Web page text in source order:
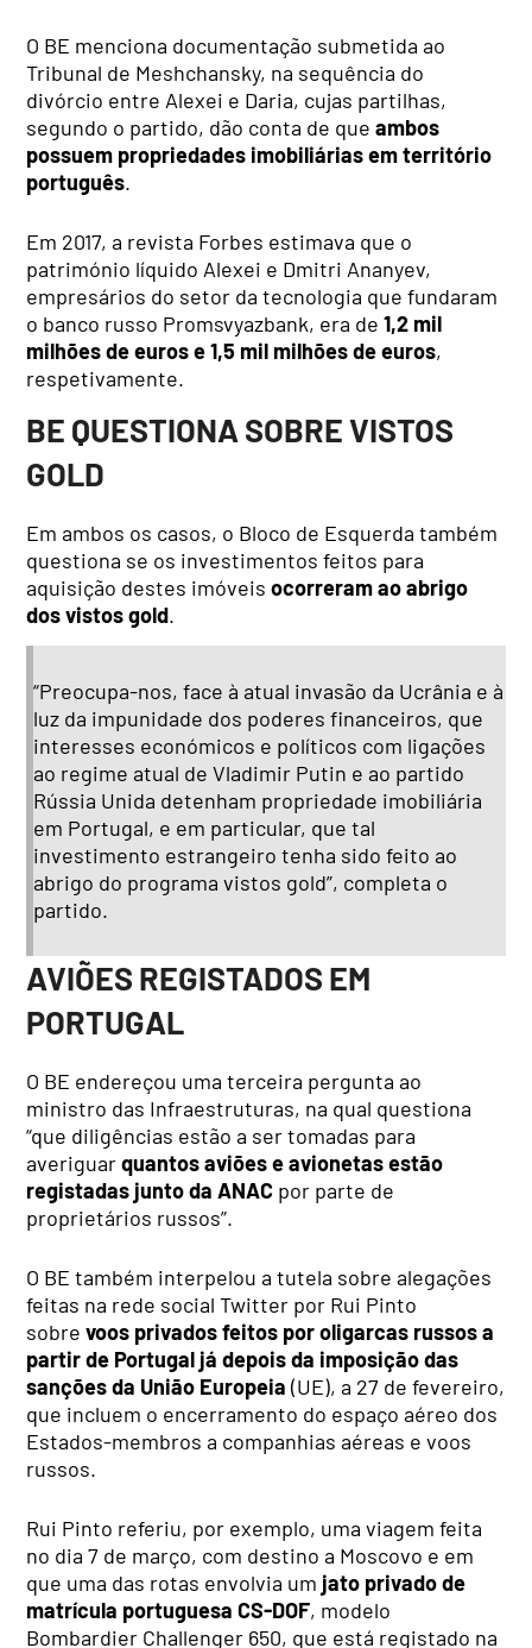
O BE menciona documentação submetida ao
Tribunal de Meshchansky, na sequência do
divórcio entre Alexei e Daria, cujas partilhas,
segundo o partido, dão conta de que ambos
possuem propriedades imobiliárias em território
português.
Em 2017, a revista Forbes estimava que o
património líquido Alexei e Dmitri Ananyev,
empresários do setor da tecnologia que fundaram
o banco russo Promsvyazbank, era de1,2 mil
milhões de euros e 1,5 mil milhões de euros,
respetivamente.
BE QUESTIONA SOBRE VISTOS
GOLD
Em ambos os casos, o Bloco de Esquerda também
questiona se os investimentos feitos para
aquisição destes imóveisocorreram ao abrigo
dos vistos gold.
“Preocupa-nos, face à atual invasão da Ucrânia e à
luz da impunidade dos poderes financeiros, que
interesses económicos e políticos com ligações
ao regime atual de Vladimir Putin e ao partido
Rússia Unida detenham propriedade imobiliária
em Portugal, e em particular, que tal
investimento estrangeiro tenha sido feito ao
abrigo do programa vistos gold”, completa o
partido.
AVIÕES REGISTADOS EM
PORTUGAL
O BE endereçou uma terceira pergunta ao
ministro das Infraestruturas, na qual questiona
“que diligências estão a ser tomadas para
averiguarquantos aviões e avionetas estão
registadas junto da ANAC por parte de
proprietários russos”.
O BE também interpelou a tutela sobre alegações
feitas na rede social Twitter por Rui Pinto
sobrevoos privados feitos por oligarcas russos a
partir de Portugal já depois da imposição das
sanções da União Europeia (UE), a 27 de fevereiro,
que incluem o encerramento do espaço aéreo dos
Estados-membros a companhias aéreas e voos
russos.
Rui Pinto referiu, por exemplo, uma viagem feita
no dia 7 de março, com destino a Moscovo e em
que uma das rotas envolvia um jato privado de
matrícula portuguesa CS-DOF, modelo
Bombardier Challenger 650, que está registado na